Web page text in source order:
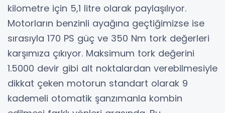
kilometre için 5,1 litre olarak paylaşılıyor.
Motorların benzinli ayağına geçtiğimizse ise
sırasıyla 170 PS güç ve 350 Nm tork değerleri
karşımıza çıkıyor. Maksimum tork değerini
1.5000 devir gibi alt noktalardan verebilmesiyle
dikkat çeken motorun standart olarak 9
kademeli otomatik şanzımanla kombin